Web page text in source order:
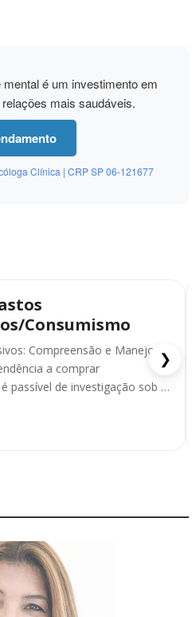
é um investimento em
mais saudáveis.
Clínica | CRP SP 06-121677
Consumismo
Compreensão e Manejo
passível de investigação sob a
❯